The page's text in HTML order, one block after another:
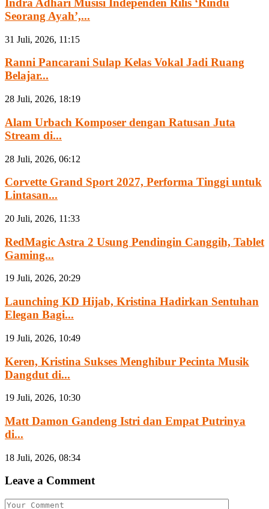
Indra Adhari Musisi Independen Rilis ‘Rindu
Seorang Ayah’,...
31 Juli, 2026, 11:15
Ranni Pancarani Sulap Kelas Vokal Jadi Ruang
Belajar...
28 Juli, 2026, 18:19
Alam Urbach Komposer dengan Ratusan Juta
Stream di...
28 Juli, 2026, 06:12
Corvette Grand Sport 2027, Performa Tinggi untuk
Lintasan...
20 Juli, 2026, 11:33
RedMagic Astra 2 Usung Pendingin Canggih, Tablet
Gaming...
19 Juli, 2026, 20:29
Launching KD Hijab, Kristina Hadirkan Sentuhan
Elegan Bagi...
19 Juli, 2026, 10:49
Keren, Kristina Sukses Menghibur Pecinta Musik
Dangdut di...
19 Juli, 2026, 10:30
Matt Damon Gandeng Istri dan Empat Putrinya
di...
18 Juli, 2026, 08:34
Leave a Comment